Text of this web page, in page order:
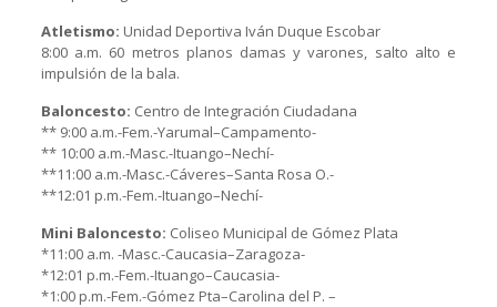
Atletismo: Unidad Deportiva Iván Duque Escobar
8:00 a.m. 60 metros planos damas y varones, salto alto e
impulsión de la bala.
Baloncesto: Centro de Integración Ciudadana
** 9:00 a.m.-Fem.-Yarumal–Campamento-
** 10:00 a.m.-Masc.-Ituango–Nechí-
**11:00 a.m.-Masc.-Cáveres–Santa Rosa O.-
**12:01 p.m.-Fem.-Ituango–Nechí-
Mini Baloncesto: Coliseo Municipal de Gómez Plata
*11:00 a.m. -Masc.-Caucasia–Zaragoza-
*12:01 p.m.-Fem.-Ituango–Caucasia-
*1:00 p.m.-Fem.-Gómez Pta–Carolina del P. –